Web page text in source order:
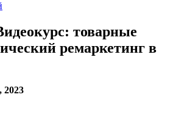
товарные
ремаркетинг в
2023